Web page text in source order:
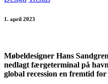
1. april 2023
Møbeldesigner Hans
nedlagt færgeterminal på
global recession en fremtid